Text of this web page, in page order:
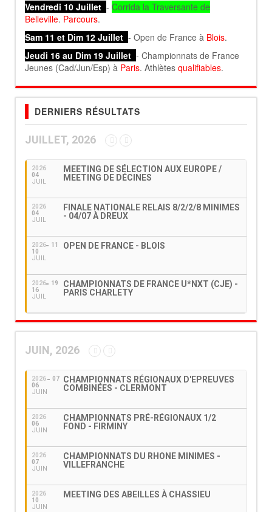
Vendredi 10 Juillet - Corrida la Traversante de
Belleville. Parcours.
Sam 11 et Dim 12 Juillet - Open de France à Blois.
Jeudi 16 au Dim 19 Juillet - Championnats de France
Jeunes (Cad/Jun/Esp) à Paris. Athlètes qualifiables.
DERNIERS RÉSULTATS
JUILLET, 2026
2026
04
JUIL
MEETING DE SÉLECTION AUX EUROPE /
MEETING DE DÉCINES
2026
04
JUIL
FINALE NATIONALE RELAIS 8/2/2/8 MINIMES
- 04/07 À DREUX
2026
10
JUIL
11 OPEN DE FRANCE - BLOIS
2026
16
JUIL
19
CHAMPIONNATS DE FRANCE U*NXT (CJE) -
PARIS CHARLETY
JUIN, 2026
2026
06
JUIN
07
CHAMPIONNATS RÉGIONAUX D'EPREUVES
COMBINÉES - CLERMONT
2026
06
JUIN
CHAMPIONNATS PRÉ-RÉGIONAUX 1/2
FOND - FIRMINY
2026
07
JUIN
CHAMPIONNATS DU RHONE MINIMES -
VILLEFRANCHE
2026
10
JUIN
MEETING DES ABEILLES À CHASSIEU